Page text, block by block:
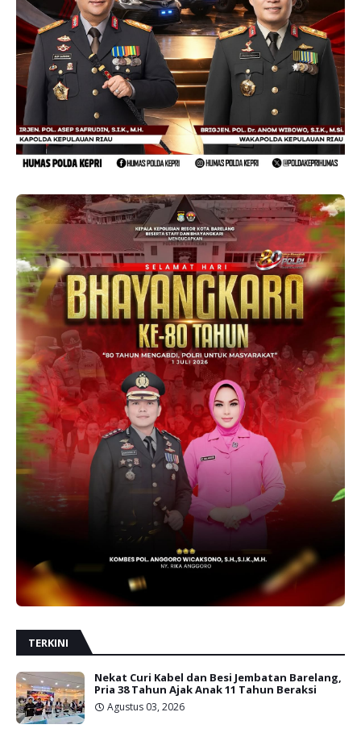
TERKINI
Nekat Curi Kabel dan Besi Jembatan Barelang,
Pria 38 Tahun Ajak Anak 11 Tahun Beraksi
Agustus 03, 2026